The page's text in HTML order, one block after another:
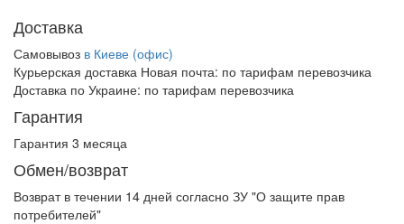
Доставка
Самовывоз в Киеве (офис)
Курьерская доставка Новая почта: по тарифам перевозчика
Доставка по Украине: по тарифам перевозчика
Гарантия
Гарантия 3 месяца
Обмен/возврат
Возврат в течении 14 дней согласно ЗУ "О защите прав
потребителей"